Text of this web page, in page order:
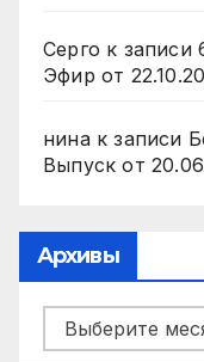
Серго к записи
Эфир от
нинак записи
Выпуск от
Архивы
Архивы